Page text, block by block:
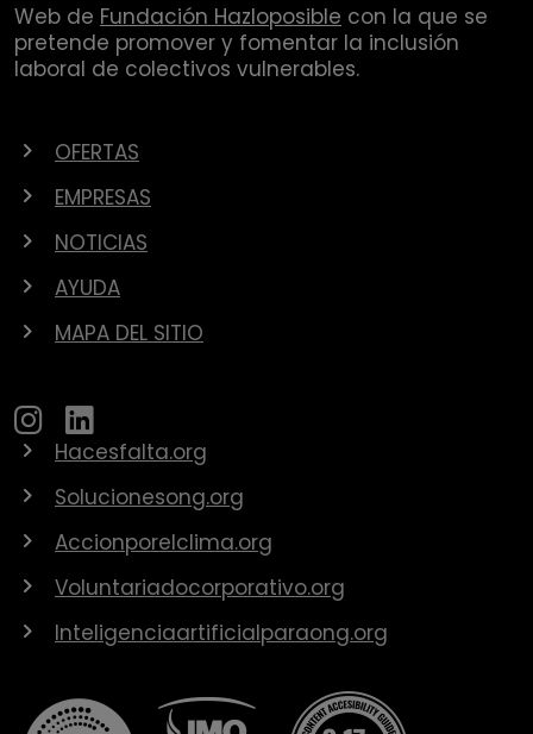
Web de Fundación Hazloposible con la que se
pretende promover y fomentar la inclusión
laboral de colectivos vulnerables.
OFERTAS
EMPRESAS
NOTICIAS
AYUDA
MAPA DEL SITIO
Hacesfalta.org
Solucionesong.org
Accionporelclima.org
Voluntariadocorporativo.org
Inteligenciaartificialparaong.org